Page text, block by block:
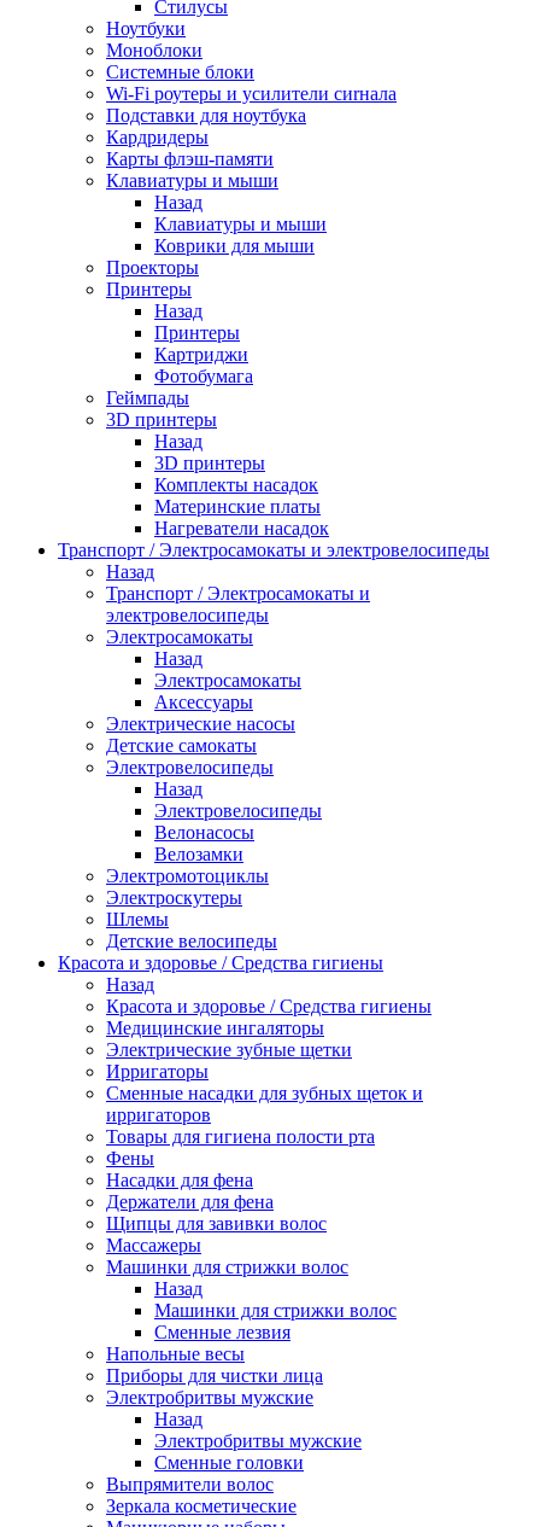
Стилусы
Ноутбуки
Моноблоки
Системные блоки
Wi-Fi роутеры и усилители сиrнала
Подставки для ноутбука
Кардридеры
Карты флэш-памяти
Клавиатуры и мыши
Назад
Клавиатуры и мыши
Коврики для мыши
Проекторы
Принтеры
Назад
Принтеры
Картриджи
Фотобумага
Геймпады
3D принтеры
Назад
3D принтеры
Комплекты насадок
Материнские платы
Нагреватели насадок
Транспорт / Электросамокаты и электровелосипеды
Назад
Транспорт / Электросамокаты и
электровелосипеды
Электросамокаты
Назад
Электросамокаты
Аксессуары
Электрические насосы
Детские самокаты
Электровелосипеды
Назад
Электровелосипеды
Велонасосы
Велозамки
Электромотоциклы
Электроскутеры
Шлемы
Детские велосипеды
Красота и здоровье / Средства гигиены
Назад
Красота и здоровье / Средства гигиены
Медицинские ингаляторы
Электрические зубные щетки
Ирригаторы
Сменные насадки для зубных щеток и
ирригаторов
Товары для гигиена полости рта
Фены
Насадки для фена
Держатели для фена
Щипцы для завивки волос
Массажеры
Машинки для стрижки волос
Назад
Машинки для стрижки волос
Сменные лезвия
Напольные весы
Приборы для чистки лица
Электробритвы мужские
Назад
Электробритвы мужские
Сменные головки
Выпрямители волос
Зеркала косметические